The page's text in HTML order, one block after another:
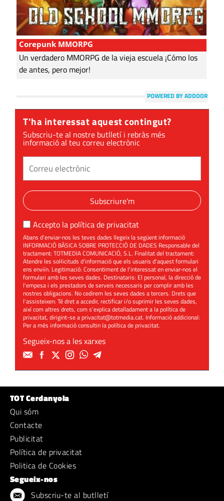
Corepunk MMORPG
Un verdadero MMORPG de la vieja escuela ¡Cómo los
de antes, pero mejor!
POWERED BY ADDOOR
T'ha interessat aquest contingut?
Subscriu-te al nostre butlletí i rebràs més
informació al teu correu electrònic
Subscriure'm
Accepto la política de privacitat
Abans d'enviar-nos les teves dades llegeix la següent informació
INFORMACIÓ BÀSICA SOBRE PROTECCIÓ DE DADES Responsable del
tractament: TOTMEDIA COMUNICACIÓ, S.L. Finalitat del tractament:
Atendre les sol·licituds d'informació que els usuaris d'aquest formulari
ens enviïn. Legitimació: Consentiment de l'interessat en enviar-nos el
formulari amb les seves dades. Destinataris: El personal, la direcció de
l'empesa i els prestadors de serveis necessaris per complir amb les
nostres obligacions. No cedirem les seves dades a tercers. Drets que
l'assisteixen: Té dret a accedir, rectificar i/o suprimir les seves dades,
així com altres drets, com s'explica detalladament a la política de
privacitat, dirigint-se aprivacitat@totmedia.cat. Informació addicional:
Per a més informació consultin lapolítica de privacitat.
Segueix-nos a les xarxes
TOT Cerdanyola
Qui sóm
Contacte
Publicitat
Política de privacitat
Politica de Cookies
Segueix-nos
Subscriu-te al butlletí